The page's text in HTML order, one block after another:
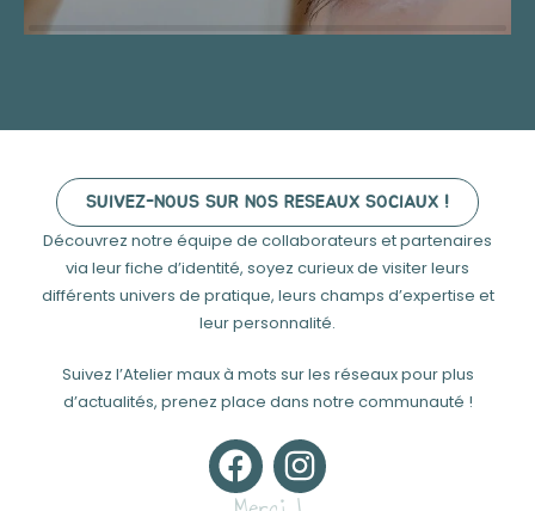
Qu’est-ce que la méthode RITMO?La méthode
SUIVEZ-NOUS SUR NOS RESEAUX SOCIAUX !
Découvrez notre équipe de collaborateurs et partenaires
via leur fiche d’identité, soyez curieux de visiter leurs
différents univers de pratique, leurs champs d’expertise et
leur personnalité.
Suivez l’Atelier maux à mots sur les réseaux pour plus
d’actualités, prenez place dans notre communauté !